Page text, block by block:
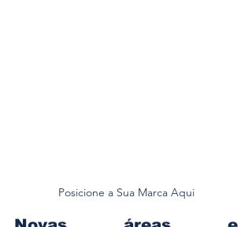
Posicione a Sua Marca Aqui